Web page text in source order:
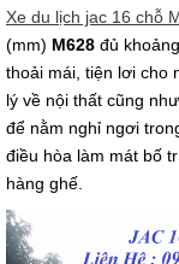
Xe du lịch jac 16 chỗ
(mm) M628 đủ
thoải mái, tiện lơi cho
lý về nội thất cũng
để nằm nghỉ ngơi
điều hòa làm mát bố
hàng ghế.